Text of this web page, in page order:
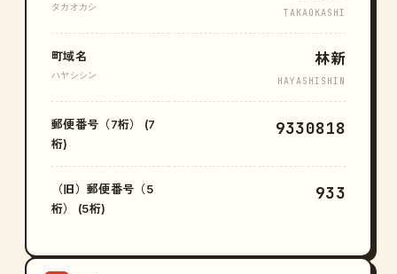
タカオカシ
TAKAOKASHI
町域名
ハヤシシン
林新
HAYASHISHIN
郵便番号（7桁） (7
桁)
9330818
（旧）郵便番号（5
桁） (5桁)
933